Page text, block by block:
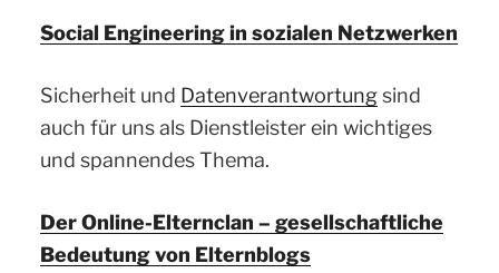
Social Engineering in sozialen Netzwerken
Sicherheit und Datenverantwortungsind
auch für uns als Dienstleister ein wichtiges
und spannendes Thema.
Der Online-Elternclan – gesellschaftliche
Bedeutung von Elternblogs